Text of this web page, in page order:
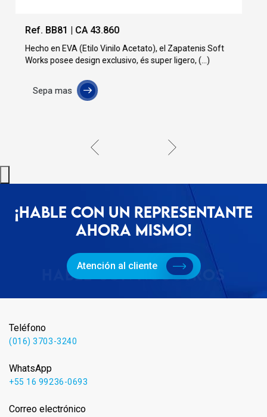
Ref. BB84 | CA 51.286
Sepa mas
¡HABLE CON UN REPRESENTANTE
AHORA MISMO!
Atención al cliente
Teléfono
(016) 3703-3240
WhatsApp
+55 16 99236-0693
Correo electrónico